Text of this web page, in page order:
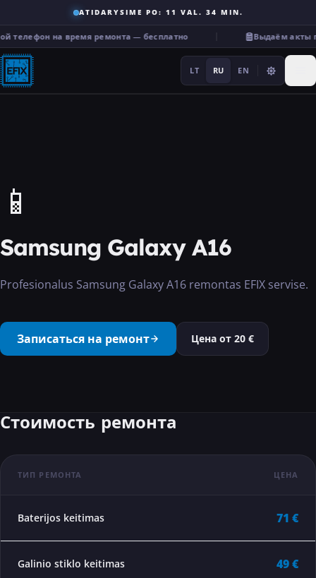
ATIDARYSIME PO: 11 VAL. 34 MIN.
телефон на время ремонта — бесплатно Выдаём акты
LT RU EN
Услуги
···
📱
Samsung Galaxy A16
Profesionalus Samsung Galaxy A16 remontas EFIX servise.
Записаться на ремонт Цена от 20 €
Стоимость ремонта
ТИП РЕМОНТА ЦЕНА
Baterijos keitimas 71 €
Galinio stiklo keitimas 49 €